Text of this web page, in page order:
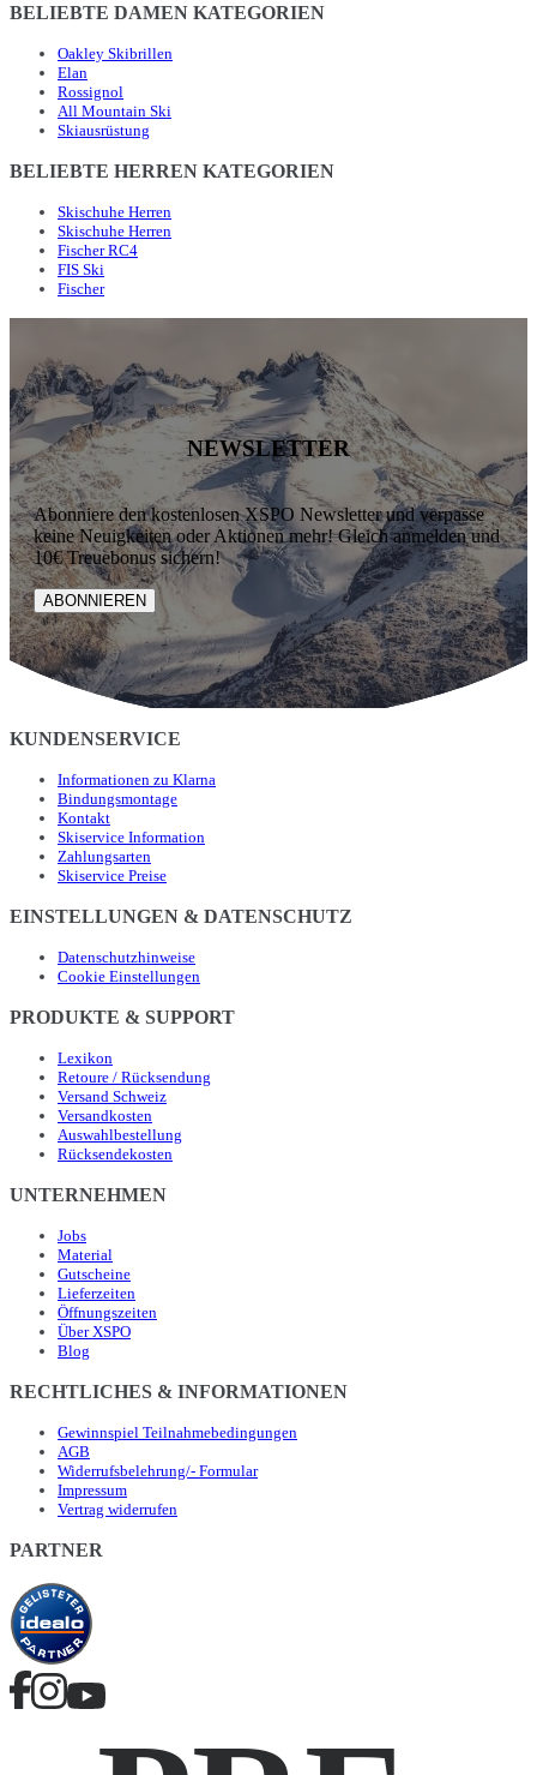
BELIEBTE DAMEN KATEGORIEN
Oakley Skibrillen
Elan
Rossignol
All Mountain Ski
Skiausrüstung
BELIEBTE HERREN KATEGORIEN
Skischuhe Herren
Skischuhe Herren
Fischer RC4
FIS Ski
Fischer
NEWSLETTER
Abonniere den kostenlosen XSPO Newsletter und verpasse
keine Neuigkeiten oder Aktionen mehr! Gleich anmelden und
10€ Treuebonus sichern!
ABONNIEREN
KUNDENSERVICE
Informationen zu Klarna
Bindungsmontage
Kontakt
Skiservice Information
Zahlungsarten
Skiservice Preise
EINSTELLUNGEN & DATENSCHUTZ
Datenschutzhinweise
Cookie Einstellungen
PRODUKTE & SUPPORT
Lexikon
Retoure / Rücksendung
Versand Schweiz
Versandkosten
Auswahlbestellung
Rücksendekosten
UNTERNEHMEN
Jobs
Material
Gutscheine
Lieferzeiten
Öffnungszeiten
Über XSPO
Blog
RECHTLICHES & INFORMATIONEN
Gewinnspiel Teilnahmebedingungen
AGB
Widerrufsbelehrung/- Formular
Impressum
Vertrag widerrufen
PARTNER